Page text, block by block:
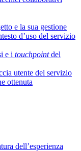
e la sua gestione
d’uso del servizio
e i touchpointdel
utente del servizio
ottenuta
dell’esperienza